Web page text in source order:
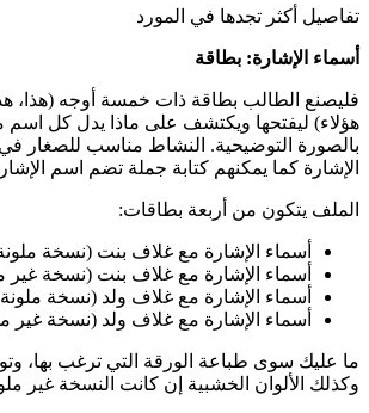
تفاصيل أكثر تجدها في المورد
أسماء الإشارة: بطاقة
فليصنع الطالب بطاقة ذات خمسة أوجه (هذا،
هؤلاء) ليفتحها ويكتشف على ماذا يدل كل اسم
بالصورة التوضيحية. النشاط مناسب للصغار في
الإشارة كما يمكنهم كتابة جملة تضم اسم
الملف يتكون من أربعة بطاقات:
أسماء الإشارة مع غلاف بنت (نسخة
أسماء الإشارة مع غلاف بنت (نسخة غير
أسماء الإشارة مع غلاف ولد (نسخة
أسماء الإشارة مع غلاف ولد (نسخة غير
ما عليك سوى طباعة الورقة التي ترغب بها،
وكذلك الألوان الخشبية إن كانت النسخة غير